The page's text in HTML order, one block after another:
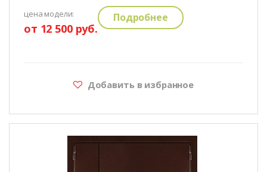
цена модели:
от 12 500 руб.
Подробнее
Добавить в избранное